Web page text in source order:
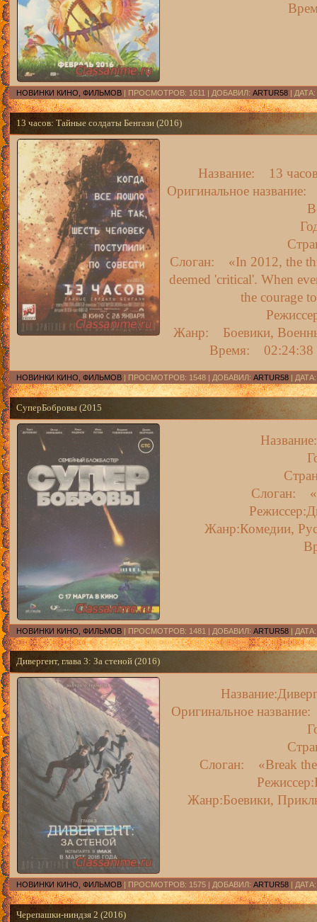
НОВИНКИ КИНО, ФИЛЬМОВ | ПРОСМОТРОВ: 1611 | ДОБАВИЛ: ARTUR58 | ДАТА:
13 часов: Тайные солдаты Бенгази (2016)
Название: 13
Оригинальное
Слоган: «In 2012, the
deemed 'critical'. When
the courage
Жанр: Боевики,
Время: 02:24:38
НОВИНКИ КИНО, ФИЛЬМОВ | ПРОСМОТРОВ: 1548 | ДОБАВИЛ: ARTUR58 |
СуперБобровы (2015
Слоган:
Жанр:Комедии,
НОВИНКИ КИНО, ФИЛЬМОВ | ПРОСМОТРОВ: 1481 | ДОБАВИЛ: ARTUR58 |
Дивергент, глава 3: За стеной (2016)
Оригинальное
Слоган: «Break
Жанр:Боевики,
НОВИНКИ КИНО, ФИЛЬМОВ | ПРОСМОТРОВ: 1575 | ДОБАВИЛ: ARTUR58 |
Черепашки-ниндзя 2 (2016)